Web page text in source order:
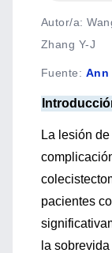
Autor/a:
Zhang Y-J
Fuente: Ann
La lesión
pacientes
la